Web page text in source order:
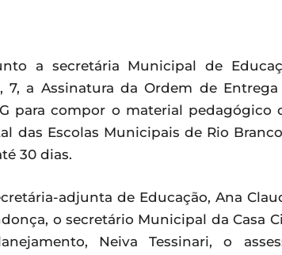
a secretária Municipal de
7, a Assinatura da Ordem de
para compor o material pedagógico
das Escolas Municipais de Rio
30 dias.
adjunta de Educação, Ana
o secretário Municipal da Casa
Neiva Tessinari, o